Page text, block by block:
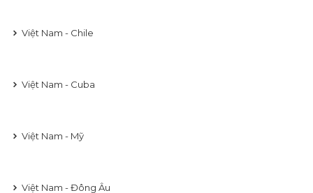
Việt Nam - Chile
Việt Nam - Cuba
Việt Nam - Mỹ
Việt Nam - Đông Âu